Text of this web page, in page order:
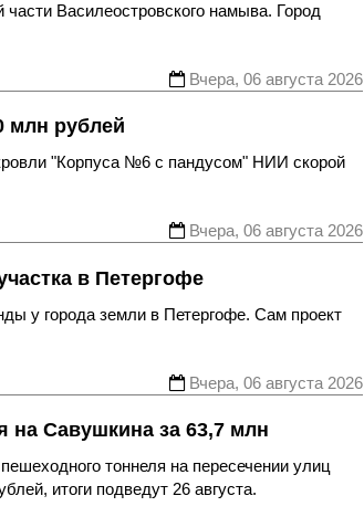
Василеостровского намыва. Город
Вчера, 06 августа 2026
млн рублей
"Корпуса №6 с пандусом" НИИ скорой
Вчера, 06 августа 2026
в Петергофе
у города земли в Петергофе. Сам проект
Вчера, 06 августа 2026
на Савушкина за 63,7 млн
тоннеля на пересечении улиц
итоги подведут 26 августа.